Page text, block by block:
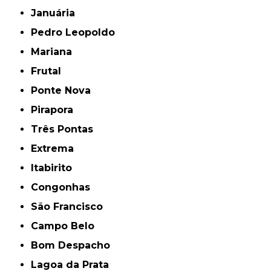
Januária
Pedro Leopoldo
Mariana
Frutal
Ponte Nova
Pirapora
Três Pontas
Extrema
Itabirito
Congonhas
São Francisco
Campo Belo
Bom Despacho
Lagoa da Prata